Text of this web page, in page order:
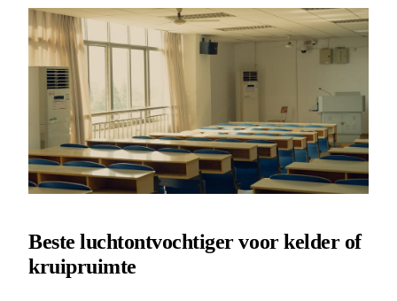
Beste luchtontvochtiger voor kelder of
kruipruimte